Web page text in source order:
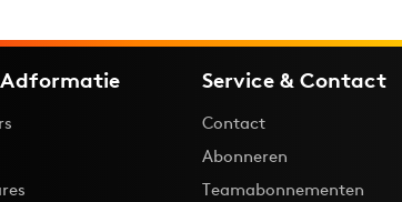
Adformatie Service & Contact
Contact
Abonneren
Teamabonnementen